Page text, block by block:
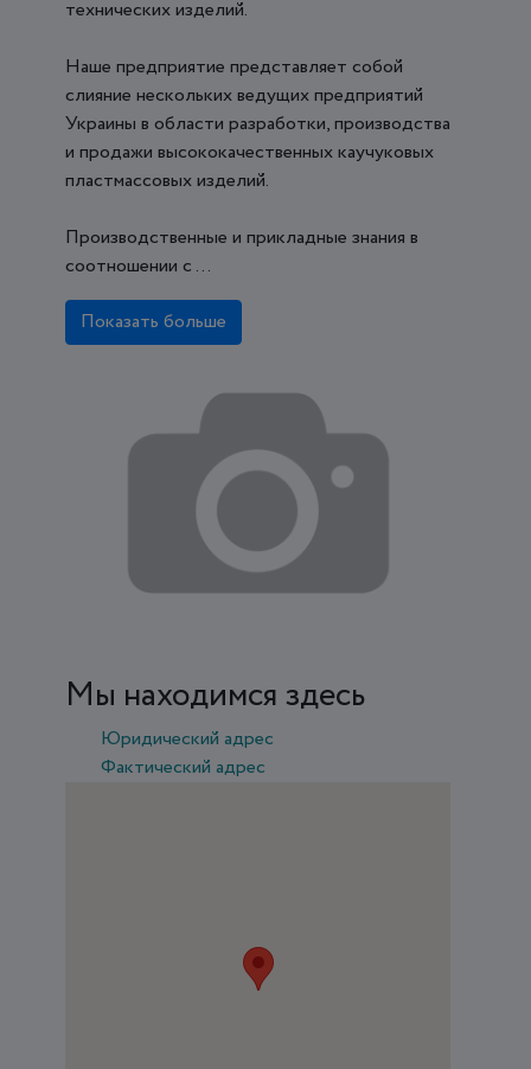
технических изделий.
Наше предприятие представляет собой
слияние нескольких ведущих предприятий
Украины в области разработки, производства
и продажи высококачественных каучуковых
пластмассовых изделий.
Производственные и прикладные знания в
соотношении с ...
Показать больше
Мы находимся здесь
Юридический адрес
Фактический адрес